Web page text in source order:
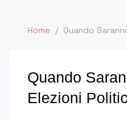
Home / Quando
Quando
Elezioni